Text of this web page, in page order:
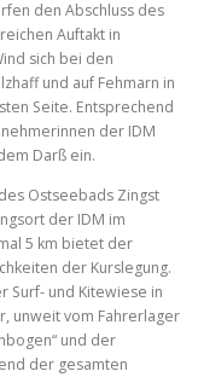
den Abschluss des
Auftakt in
sich bei den
und auf Fehmarn in
Seite. Entsprechend
der IDM
Darß ein.
Ostseebads Zingst
der IDM im
5 km bietet der
der Kurslegung.
Surf- und Kitewiese in
unweit vom Fahrerlager
und der
der gesamten